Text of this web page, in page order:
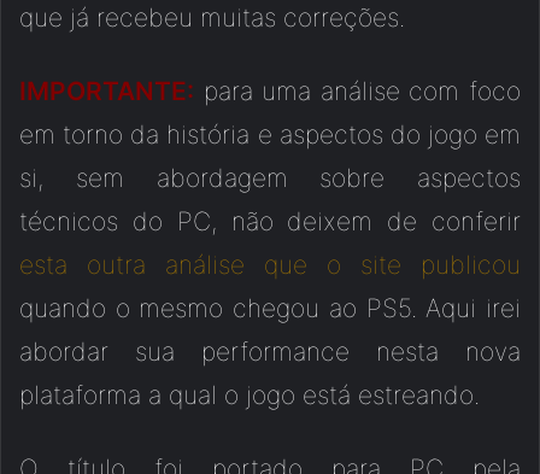
que já recebeu muitas correções.
IMPORTANTE: para uma análise com foco
em torno da história e aspectos do jogo em
si, sem abordagem sobre aspectos
técnicos do PC, não deixem de conferir
esta outra análise que o site publicou
quando o mesmo chegou ao PS5. Aqui irei
abordar sua performance nesta nova
plataforma a qual o jogo está estreando.